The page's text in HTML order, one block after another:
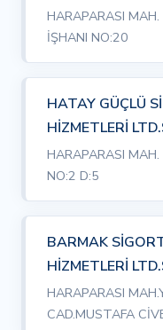
HARAPARASI
İŞHANI NO:20
HATAY GÜÇLÜ
HİZMETLERİ
HARAPARASI
NO:2 D:5
BARMAK
HİZMETLERİ
HARAPARASI
CAD.MUSTAFA